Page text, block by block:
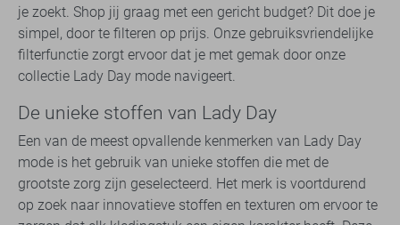
je zoekt. Shop jij graag met een gericht budget? Dit doe je
simpel, door te filteren op prijs. Onze gebruiksvriendelijke
filterfunctie zorgt ervoor dat je met gemak door onze
collectie Lady Day mode navigeert.
De unieke stoffen van Lady Day
Een van de meest opvallende kenmerken van Lady Day
mode is het gebruik van unieke stoffen die met de
grootste zorg zijn geselecteerd. Het merk is voortdurend
op zoek naar innovatieve stoffen en texturen om ervoor te